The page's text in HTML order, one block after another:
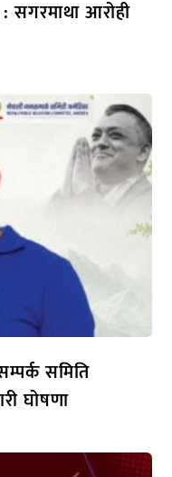
सगरमाथा आरोही
समिति
घोषणा